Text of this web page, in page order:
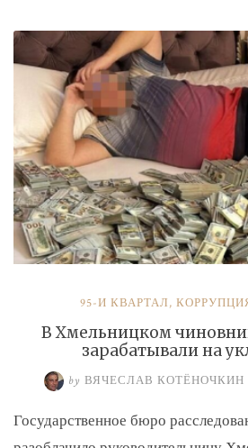
95-Й КВАРТАЛ,
В Хмельницком
зарабатывали на
by ВЯЧЕСЛАВ КОТЁНОЧКИН
Государственное бюро